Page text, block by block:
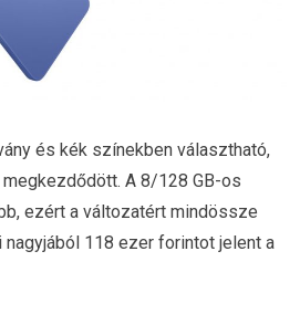
és kék színekben választható,
A 8/128 GB-os
ezért a változatért mindössze
nagyjából 118 ezer forintot jelent a